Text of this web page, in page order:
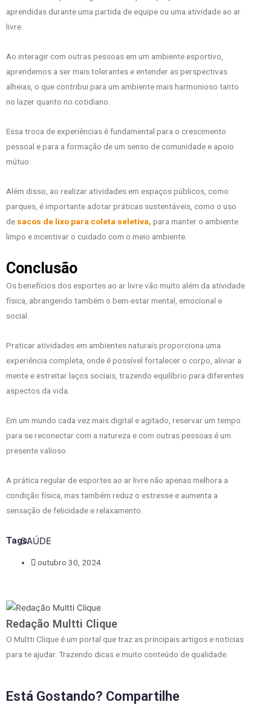
aprendidas durante uma partida de equipe ou uma atividade ao ar
livre.
Ao interagir com outras pessoas em um ambiente esportivo,
aprendemos a ser mais tolerantes e entender as perspectivas
alheias, o que contribui para um ambiente mais harmonioso tanto
no lazer quanto no cotidiano.
Essa troca de experiências é fundamental para o crescimento
pessoal e para a formação de um senso de comunidade e apoio
mútuo.
Além disso, ao realizar atividades em espaços públicos, como
parques, é importante adotar práticas sustentáveis, como o uso
de sacos de lixo para coleta seletiva, para manter o ambiente
limpo e incentivar o cuidado com o meio ambiente.
Conclusão
Os benefícios dos esportes ao ar livre vão muito além da atividade
física, abrangendo também o bem-estar mental, emocional e
social.
Praticar atividades em ambientes naturais proporciona uma
experiência completa, onde é possível fortalecer o corpo, aliviar a
mente e estreitar laços sociais, trazendo equilíbrio para diferentes
aspectos da vida.
Em um mundo cada vez mais digital e agitado, reservar um tempo
para se reconectar com a natureza e com outras pessoas é um
presente valioso.
A prática regular de esportes ao ar livre não apenas melhora a
condição física, mas também reduz o estresse e aumenta a
sensação de felicidade e relaxamento.
Tags:SAÚDE
outubro 30, 2024
Redação Multti Clique
O Multti Clique é um portal que traz as principais artigos e noticias
para te ajudar. Trazendo dicas e muito conteúdo de qualidade.
Está Gostando? Compartilhe